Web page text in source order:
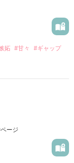
妬 #甘々 #ギャップ
から振った。
子様”と呼ばれる
ージ